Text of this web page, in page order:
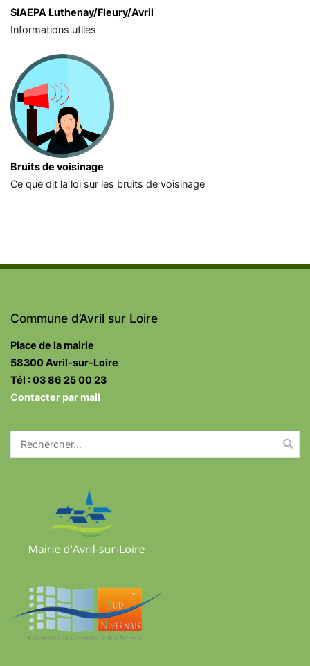
SIAEPA Luthenay/Fleury/Avril
Informations utiles
Bruits de voisinage
Ce que dit la loi sur les bruits de voisinage
Commune d’Avril sur Loire
Place de la mairie
58300 Avril-sur-Loire
Tél : 03 86 25 00 23
Contacter par mail